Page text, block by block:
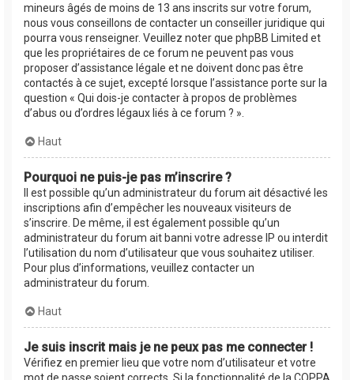
mineurs âgés de moins de 13 ans inscrits sur votre forum,
nous vous conseillons de contacter un conseiller juridique qui
pourra vous renseigner. Veuillez noter que phpBB Limited et
que les propriétaires de ce forum ne peuvent pas vous
proposer d’assistance légale et ne doivent donc pas être
contactés à ce sujet, excepté lorsque l’assistance porte sur la
question « Qui dois-je contacter à propos de problèmes
d’abus ou d’ordres légaux liés à ce forum ? ».
Haut
Pourquoi ne puis-je pas m’inscrire ?
Il est possible qu’un administrateur du forum ait désactivé les
inscriptions afin d’empêcher les nouveaux visiteurs de
s’inscrire. De même, il est également possible qu’un
administrateur du forum ait banni votre adresse IP ou interdit
l’utilisation du nom d’utilisateur que vous souhaitez utiliser.
Pour plus d’informations, veuillez contacter un
administrateur du forum.
Haut
Je suis inscrit mais je ne peux pas me connecter !
Vérifiez en premier lieu que votre nom d’utilisateur et votre
mot de passe soient corrects. Si la fonctionnalité de la COPPA